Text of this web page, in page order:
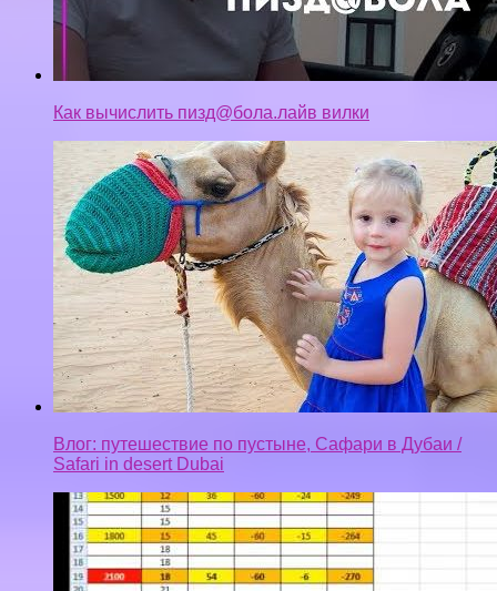
Как вычислить пизд@бола.лайв вилки
Влог: путешествие по пустыне, Сафари в Дубаи /
Safari in desert Dubai